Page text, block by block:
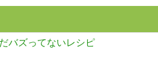
バズってないレシピ